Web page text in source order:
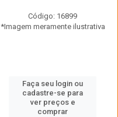
Código: 16899
*Imagem meramente ilustrativa
Faça seu login ou
cadastre-se para
ver preços e
comprar